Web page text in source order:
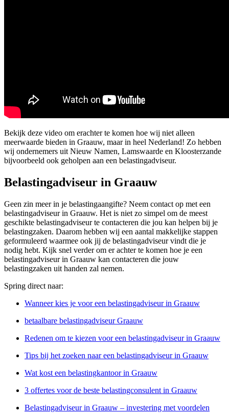
Bekijk deze video om erachter te komen hoe wij niet alleen
meerwaarde bieden in Graauw, maar in heel Nederland! Zo hebben
wij ondernemers uit Nieuw Namen, Lamswaarde en Kloosterzande
bijvoorbeeld ook geholpen aan een belastingadviseur.
Belastingadviseur in Graauw
Geen zin meer in je belastingaangifte? Neem contact op met een
belastingadviseur in Graauw. Het is niet zo simpel om de meest
geschikte belastingadviseur te contacteren die jou kan helpen bij je
belastingzaken. Daarom hebben wij een aantal makkelijke stappen
geformuleerd waarmee ook jij de belastingadviseur vindt die je
nodig hebt. Kijk snel verder om er achter te komen hoe je een
belastingadviseur in Graauw kan contacteren die jouw
belastingzaken uit handen zal nemen.
Spring direct naar:
Wanneer kies je voor een belastingadviseur in Graauw
betaalbare belastingadviseur Graauw
Redenen om te kiezen voor een belastingadviseur in Graauw
Tips bij het zoeken naar een belastingadviseur in Graauw
Wat kost een belastingkantoor in Graauw
3 offertes voor de beste belastingconsulent in Graauw
Belastingadviseur in Graauw – investering met voordelen